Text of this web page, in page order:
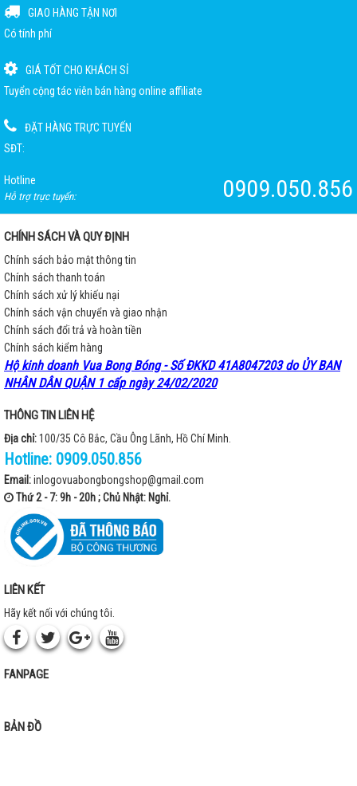
GIAO HÀNG TẬN NƠI
Có tính phí
GIÁ TỐT CHO KHÁCH SỈ
Tuyển cộng tác viên bán hàng online affiliate
ĐẶT HÀNG TRỰC TUYẾN
SĐT:
Hotline
Hỗ trợ trực tuyến: 0909.050.856
CHÍNH SÁCH VÀ QUY ĐỊNH
Chính sách bảo mật thông tin
Chính sách thanh toán
Chính sách xử lý khiếu nại
Chính sách vận chuyển và giao nhận
Chính sách đổi trả và hoàn tiền
Chính sách kiểm hàng
Hộ kinh doanh Vua Bong Bóng - Số ĐKKD 41A8047203 do ỦY BAN
NHÂN DÂN QUẬN 1 cấp ngày 24/02/2020
THÔNG TIN LIÊN HỆ
Địa chỉ:100/35 Cô Bắc, Cầu Ông Lãnh, Hồ Chí Minh.
Hotline: 0909.050.856
Email:inlogovuabongbongshop@gmail.com
Thứ 2 - 7: 9h - 20h ; Chủ Nhật: Nghỉ.
LIÊN KẾT
Hãy kết nối với chúng tôi.
FANPAGE
BẢN ĐỒ